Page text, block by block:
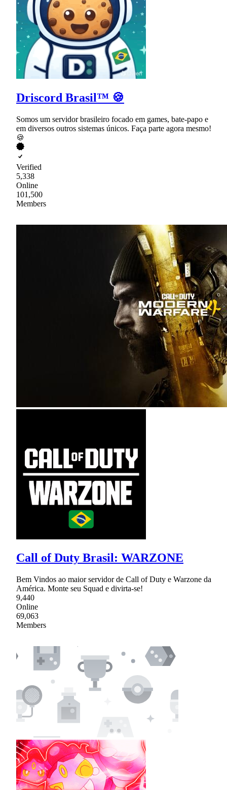
Driscord Brasil™ 🍪
Somos um servidor brasileiro focado em games, bate-papo e
em diversos outros sistemas únicos. Faça parte agora mesmo!
🍪
Verified
5,338
Online
101,500
Members
Call of Duty Brasil: WARZONE
Bem Vindos ao maior servidor de Call of Duty e Warzone da
América. Monte seu Squad e divirta-se!
9,440
Online
69,063
Members